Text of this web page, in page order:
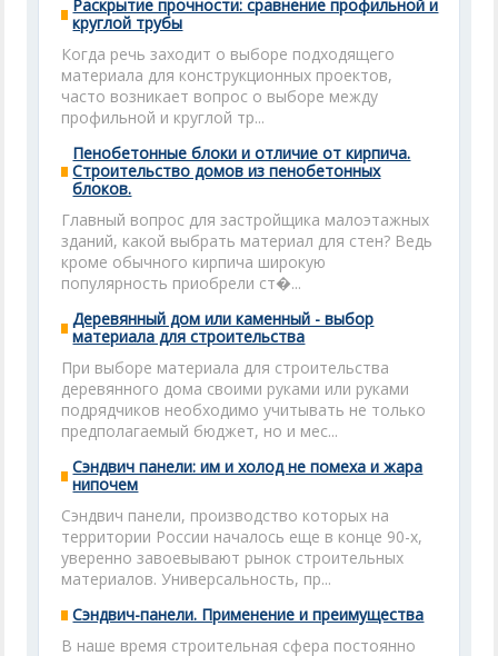
Раскрытие прочности: сравнение профильной и
круглой трубы
Когда речь заходит о выборе подходящего
материала для конструкционных проектов,
часто возникает вопрос о выборе между
профильной и круглой тр...
Пенобетонные блоки и отличие от кирпича.
Строительство домов из пенобетонных
блоков.
Главный вопрос для застройщика малоэтажных
зданий, какой выбрать материал для стен? Ведь
кроме обычного кирпича широкую
популярность приобрели ст�...
Деревянный дом или каменный - выбор
материала для строительства
При выборе материала для строительства
деревянного дома своими руками или руками
подрядчиков необходимо учитывать не только
предполагаемый бюджет, но и мес...
Сэндвич панели: им и холод не помеха и жара
нипочем
Сэндвич панели, производство которых на
территории России началось еще в конце 90-х,
уверенно завоевывают рынок строительных
материалов. Универсальность, пр...
Сэндвич-панели. Применение и преимущества
В наше время строительная сфера постоянно